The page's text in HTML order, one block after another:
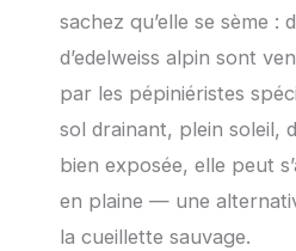
sachez qu’elle se sème :
d’edelweiss alpin sont
par les pépiniéristes
sol drainant, plein soleil,
bien exposée, elle peut
en plaine — une
la cueillette sauvage.